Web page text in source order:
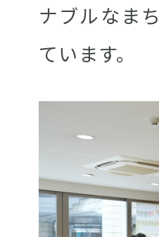
ナブルなま
ています。